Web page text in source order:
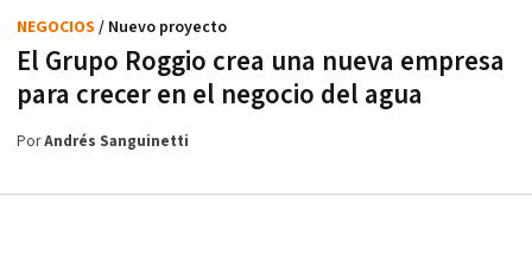
El Grupo Roggio crea una nueva empresa
para crecer en el negocio del agua
NEGOCIOS / Nuevo proyecto
PorAndrés Sanguinetti